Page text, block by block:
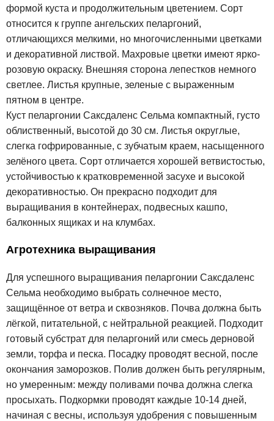
формой куста и продолжительным цветением. Сорт
относится к группе ангельских пеларгоний,
отличающихся мелкими, но многочисленными цветками
и декоративной листвой. Махровые цветки имеют ярко-
розовую окраску. Внешняя сторона лепестков немного
светлее. Листья крупные, зеленые с выраженным
пятном в центре.
Куст пеларгонии Саксдаленс Сельма компактный, густо
облиственный, высотой до 30 см. Листья округлые,
слегка гофрированные, с зубчатым краем, насыщенного
зелёного цвета. Сорт отличается хорошей ветвистостью,
устойчивостью к кратковременной засухе и высокой
декоративностью. Он прекрасно подходит для
выращивания в контейнерах, подвесных кашпо,
балконных ящиках и на клумбах.
Агротехника выращивания
Для успешного выращивания пеларгонии Саксдаленс
Сельма необходимо выбрать солнечное место,
защищённое от ветра и сквозняков. Почва должна быть
лёгкой, питательной, с нейтральной реакцией. Подходит
готовый субстрат для пеларгоний или смесь дерновой
земли, торфа и песка. Посадку проводят весной, после
окончания заморозков. Полив должен быть регулярным,
но умеренным: между поливами почва должна слегка
просыхать. Подкормки проводят каждые 10-14 дней,
начиная с весны, используя удобрения с повышенным